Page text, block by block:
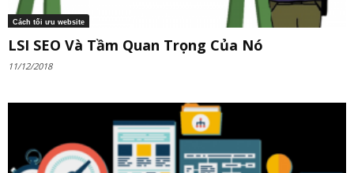
Cách tối ưu website
LSI SEO Và Tầm Quan Trọng Của Nó
11/12/2018